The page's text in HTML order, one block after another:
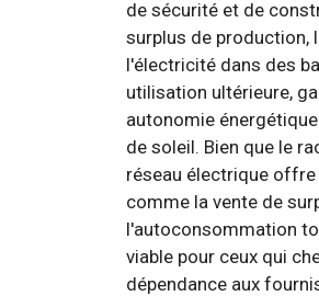
de sécurité et de
surplus de production,
l'électricité dans des
utilisation ultérieure,
autonomie
de soleil. Bien que le
réseau électrique
comme la vente de
l'autoconsommation
viable pour ceux qui
dépendance aux